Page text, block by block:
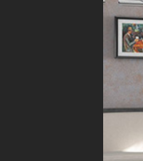
флоки
краски
воски